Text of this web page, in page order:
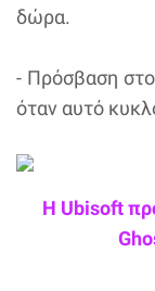
δώρα.
- Πρόσβαση στο
όταν αυτό
Η Ubisoft